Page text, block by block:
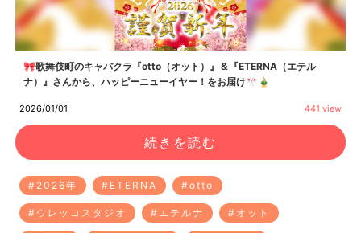
2026/01/01 441 view
🎀歌舞伎町のキャバクラ『otto（オット）』＆『ETERNA（エテル
ナ）』さんから、ハッピーニューイヤー！をお届け🎌🎍
#2026年 #ETERNA #otto
#ウレッコスタジオ #エテルナ #オット
続きを読む